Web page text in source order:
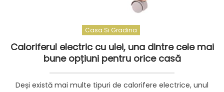
Casa Si Gradina
Caloriferul electric cu ulei, una dintre cele mai
bune opțiuni pentru orice casă
Deși există mai multe tipuri de calorifere electrice, unul